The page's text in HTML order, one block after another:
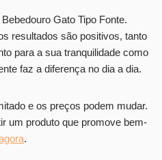
Gato Tipo Fonte.
resultados são positivos, tanto
para a sua tranquilidade como
faz a diferença no dia a dia.
e os preços podem mudar.
um produto que promove bem-
.